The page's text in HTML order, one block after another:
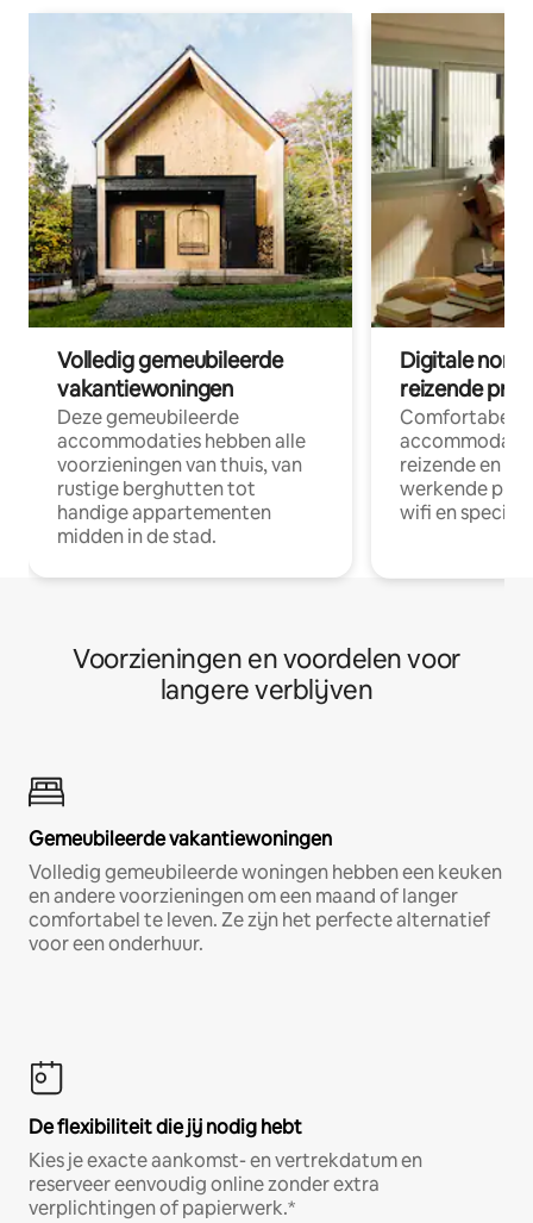
Volledig gemeubileerde
vakantiewoningen
Deze gemeubileerde
accommodaties hebben alle
voorzieningen van thuis, van
rustige berghutten tot
handige appartementen
midden in de stad.
Digitale
reizende
Comfortabele
reizende en
werkende
wifi en
Voorzieningen en voordelen voor
langere verblijven
Gemeubileerde vakantiewoningen
Volledig gemeubileerde woningen hebben een keuken
en andere voorzieningen om een maand of langer
comfortabel te leven. Ze zijn het perfecte alternatief
voor een onderhuur.
De flexibiliteit die jij nodig hebt
Kies je exacte aankomst- en vertrekdatum en
reserveer eenvoudig online zonder extra
verplichtingen of papierwerk.*